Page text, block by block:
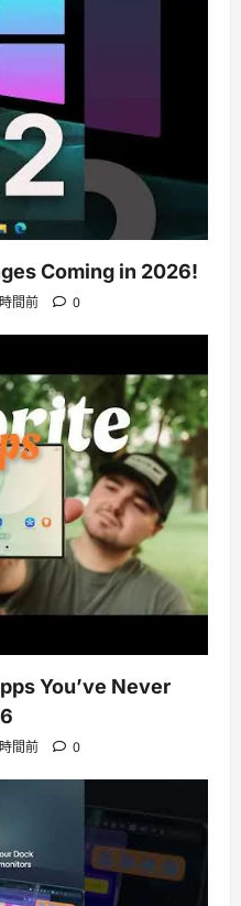
Coming in 2026!
間前 0
You’ve Never
間前 0